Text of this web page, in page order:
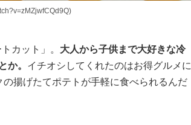
カット」。 大人から子供まで大好きな冷
か。 イチオシしてくれたのはお得グルメに
揚げたてポテトが手軽に食べられるんだ